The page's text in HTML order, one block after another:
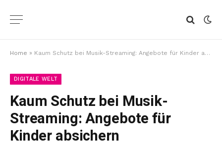
Home » Kaum Schutz bei Musik-Streaming: Angebote für Kinder absichern
DIGITALE WELT
Kaum Schutz bei Musik-
Streaming: Angebote für
Kinder absichern